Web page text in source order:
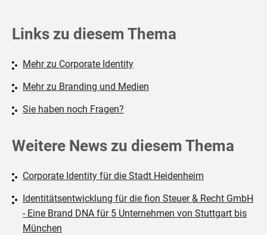
Links zu diesem Thema
Mehr zu Corporate Identity
Mehr zu Branding und Medien
Sie haben noch Fragen?
Weitere News zu diesem Thema
Corporate Identity für die Stadt Heidenheim
Identitätsentwicklung für die fion Steuer & Recht GmbH
- Eine Brand DNA für 5 Unternehmen von Stuttgart bis
München